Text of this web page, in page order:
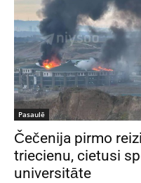
Pasaulē
Čečenija pirmo
triecienu, cietusi
universitāte